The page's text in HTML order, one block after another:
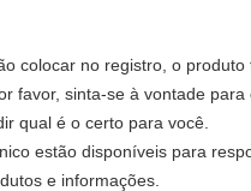
colocar no registro, o
favor, sinta-se à vontade
qual é o certo para você.
estão disponíveis para
e informações.